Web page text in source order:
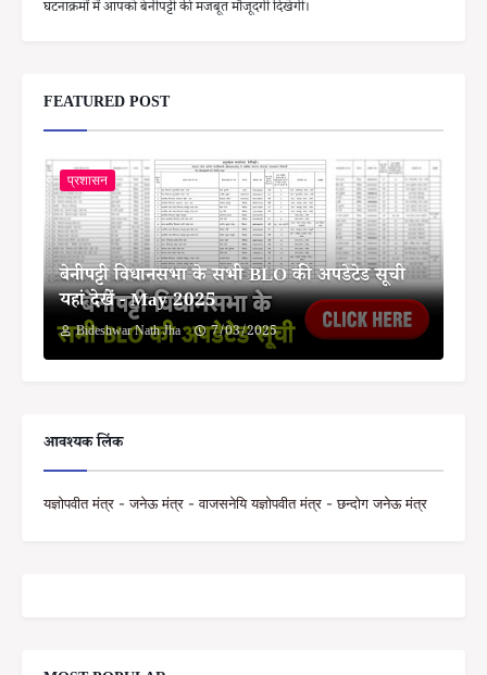
घटनाक्रमों में आपको बेनीपट्टी की मजबूत मौजूदगी दिखेगी।
FEATURED POST
प्रशासन
बेनीपट्टी विधानसभा के सभी BLO की अपडेटेड सूची
यहां देखें - May 2025
Bideshwar Nath Jha 7/03/2025
आवश्यक लिंक
यज्ञोपवीत मंत्र - जनेऊ मंत्र - वाजसनेयि यज्ञोपवीत मंत्र - छन्दोग जनेऊ मंत्र